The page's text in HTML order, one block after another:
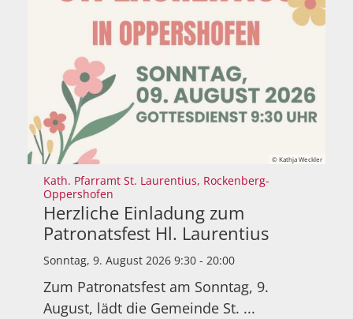
© Kathja Weckler
Kath. Pfarramt St. Laurentius, Rockenberg-
Oppershofen
Herzliche Einladung zum
Patronatsfest Hl. Laurentius
Sonntag, 9. August 2026 9:30 - 20:00
Zum Patronatsfest am Sonntag, 9.
August, lädt die Gemeinde St. ...